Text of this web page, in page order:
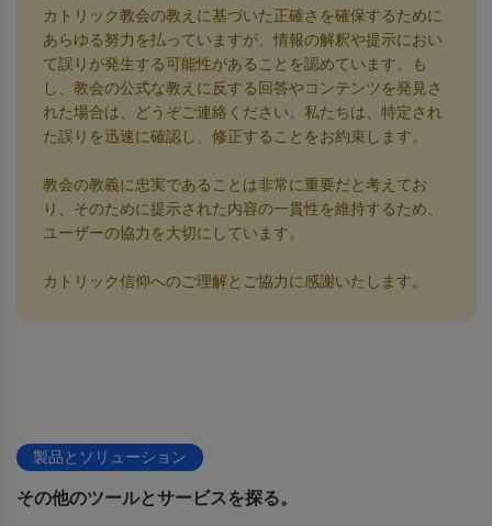
カトリック教会の教えに基づいた正確さを確保するために
あらゆる努力を払っていますが、情報の解釈や提示におい
て誤りが発生する可能性があることを認めています。も
し、教会の公式な教えに反する回答やコンテンツを発見さ
れた場合は、どうぞご連絡ください。私たちは、特定され
た誤りを迅速に確認し、修正することをお約束します。
教会の教義に忠実であることは非常に重要だと考えてお
り、そのために提示された内容の一貫性を維持するため、
ユーザーの協力を大切にしています。
カトリック信仰へのご理解とご協力に感謝いたします。
製品とソリューション
その他のツールとサービスを探る。